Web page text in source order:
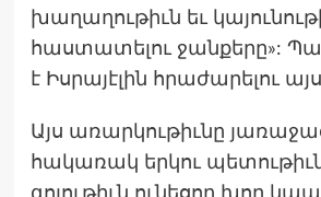
խաղաղութիւն եւ
հաստատելու ջանքերը»:
է Իսրայէլին հրաժարելու
Այս առարկութիւնը
հակառակ երկու